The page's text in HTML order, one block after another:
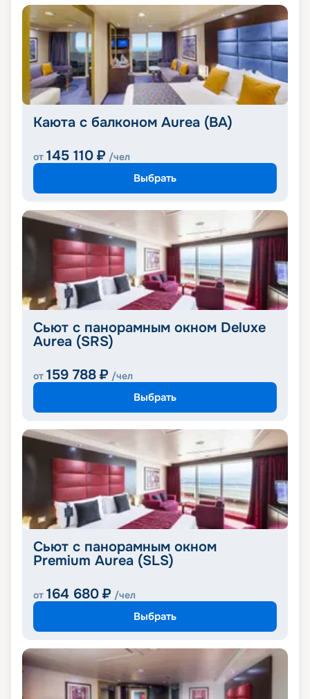
Каюта с балконом Aurea (BA)
от 145 110 ₽ /чел
Выбрать
Сьют с панорамным окном Deluxe
Aurea (SRS)
от 159 788 ₽ /чел
Выбрать
Сьют с панорамным окном
Premium Aurea (SLS)
от 164 680 ₽ /чел
Выбрать